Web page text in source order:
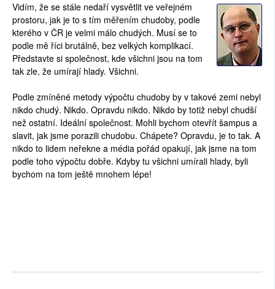
Vidím, že se stále nedaří vysvětlit ve veřejném
prostoru, jak je to s tím měřením chudoby, podle
kterého v ČR je velmi málo chudých. Musí se to
podle mě říci brutálně, bez velkých komplikací.
Představte si společnost, kde všichni jsou na tom
tak zle, že umírají hlady. Všichni.
Podle zmíněné metody výpočtu chudoby by v takové zemi nebyl
nikdo chudý. Nikdo. Opravdu nikdo. Nikdo by totiž nebyl chudší
než ostatní. Ideální společnost. Mohli bychom otevřít šampus a
slavit, jak jsme porazili chudobu. Chápete? Opravdu, je to tak. A
nikdo to lidem neřekne a média pořád opakují, jak jsme na tom
podle toho výpočtu dobře. Kdyby tu všichni umírali hlady, byli
bychom na tom ještě mnohem lépe!